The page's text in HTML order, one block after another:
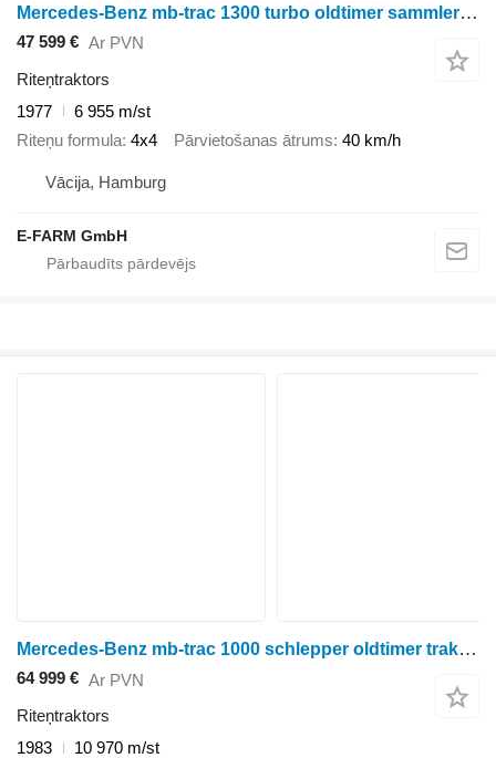
Mercedes-Benz mb-trac 1300 turbo oldtimer sammlerstück
47 599 € Ar PVN
Riteņtraktors
1977
6 955 m/st
Riteņu formula 4x4 Pārvietošanas ātrums 40 km/h
Vācija, Hamburg
E-FARM GmbH
Mercedes-Benz mb-trac 1000 schlepper oldtimer traktor
64 999 € Ar PVN
Riteņtraktors
1983
10 970 m/st